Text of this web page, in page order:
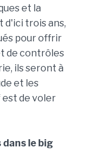
et la
d'ici trois ans,
pour offrir
de contrôles
ils seront à
et les
de voler
dans le big